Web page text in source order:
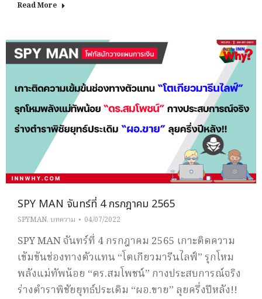
Read More
SPY MAN จันทร์ที่ 4 กรกฎาคม 2565
SPYMAN, บทความ 04/07/2022
SPY MAN จันทร์ที่ 4 กรกฎาคม 2565 เกาะติดความ
เข้มข้นช่องทางตัวแทน “โตเกียวมารีนไลฟ์” รุกโหม
พลังแม่ทัพน้อย “ดร.สมโพชน์” กางประสบการณ์จริง
ร่างตำราพิชัยยุทธ์ประเดิม “ผอ.ขาย” ลุยครึ่งปีหลัง!!